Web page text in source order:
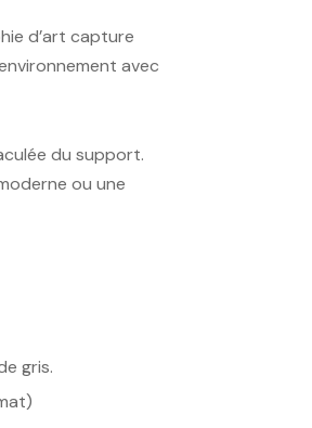
d’art capture
avec
du support.
ou une
gris.